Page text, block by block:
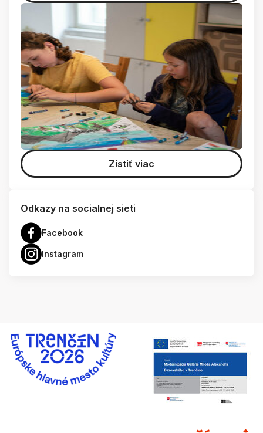
Zistiť viac
Odkazy na socialnej sieti
Facebook
Instagram